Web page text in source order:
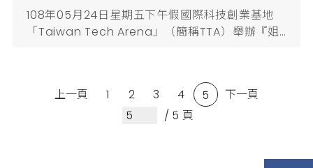
108年05月24日星期五下午假國際科技創業基地
「Taiwan Tech Arena」（簡稱TTA）舉辦『姐
企、育成等不同領域打拼的女性創業家一起來分享
不同產業、不同商業模式經驗，藉此進行跨域交
流！並邀請到財團法人中山管理教育基金會到場說
上一頁 1 2 3 4 5
下一頁
/ 5 頁